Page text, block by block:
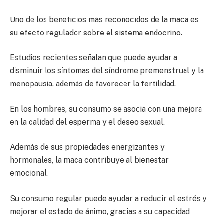
Uno de los beneficios más reconocidos de la maca es
su efecto regulador sobre el sistema endocrino.
Estudios recientes señalan que puede ayudar a
disminuir los síntomas del síndrome premenstrual y la
menopausia, además de favorecer la fertilidad.
En los hombres, su consumo se asocia con una mejora
en la calidad del esperma y el deseo sexual.
Además de sus propiedades energizantes y
hormonales, la maca contribuye al bienestar
emocional.
Su consumo regular puede ayudar a reducir el estrés y
mejorar el estado de ánimo, gracias a su capacidad